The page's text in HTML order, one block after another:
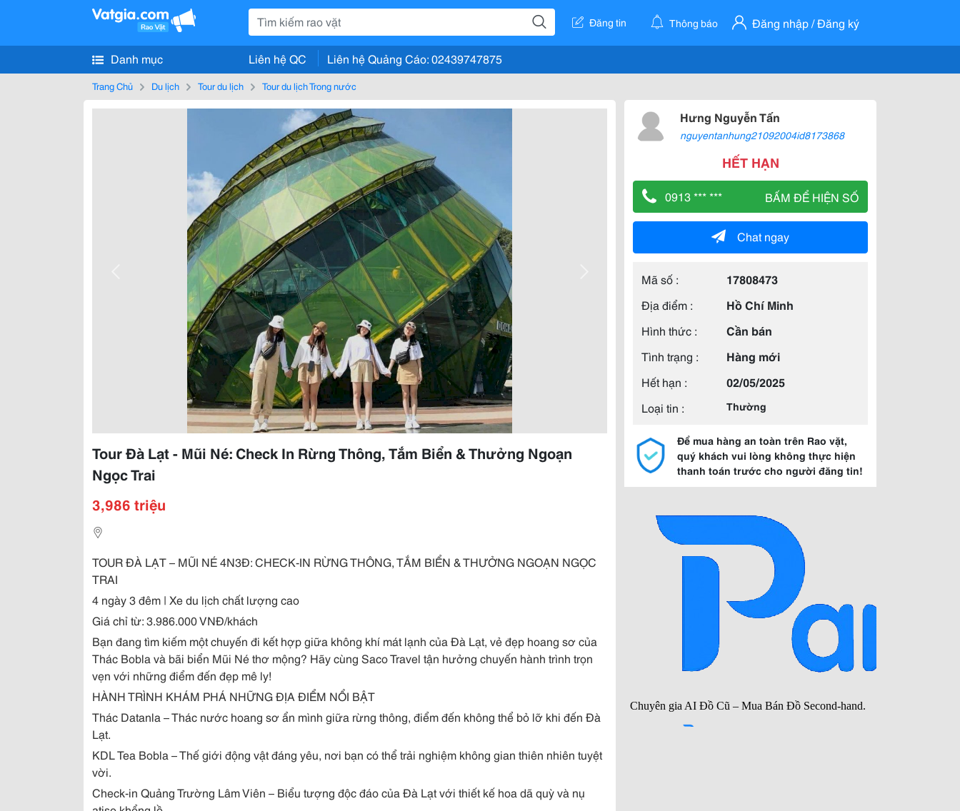
Đăng tin Thông báo Đăng nhập / Đăng ký
Danh mục Liên hệ QC Liên hệ Quảng Cáo: 02439747875
Trang Chủ Du lịch Tour du lịch Tour du lịch Trong nước
Tour Đà Lạt - Mũi Né: Check In Rừng Thông, Tắm Biển & Thưởng Ngoạn
Ngọc Trai
3,986 triệu
TOUR ĐÀ LẠT – MŨI NÉ 4N3Đ: CHECK-IN RỪNG THÔNG, TẮM BIỂN & THƯỞNG NGOẠN NGỌC
TRAI
4 ngày 3 đêm | Xe du lịch chất lượng cao
Giá chỉ từ: 3.986.000 VNĐ/khách
Bạn đang tìm kiếm một chuyến đi kết hợp giữa không khí mát lạnh của Đà Lạt, vẻ đẹp hoang sơ của
Thác Bobla và bãi biển Mũi Né thơ mộng? Hãy cùng Saco Travel tận hưởng chuyến hành trình trọn
vẹn với những điểm đến đẹp mê ly!
HÀNH TRÌNH KHÁM PHÁ NHỮNG ĐỊA ĐIỂM NỔI BẬT
Thác Datanla – Thác nước hoang sơ ẩn mình giữa rừng thông, điểm đến không thể bỏ lỡ khi đến Đà
Lạt.
KDL Tea Bobla – Thế giới động vật đáng yêu, nơi bạn có thể trải nghiệm không gian thiên nhiên tuyệt
vời.
Check-in Quảng Trường Lâm Viên – Biểu tượng độc đáo của Đà Lạt với thiết kế hoa dã quỳ và nụ
Hưng Nguyễn Tấn
nguyentanhung21092004id8173868
HẾT HẠN
0913 *** *** BẤM ĐỂ HIỆN SỐ
Chat ngay
Mã số :
17808473
Địa điểm :
Hồ Chí Minh
Hình thức :
Cần bán
Tình trạng :
Hàng mới
Hết hạn :
02/05/2025
Loại tin :
Thường
Để mua hàng an toàn trên Rao vặt,
quý khách vui lòng không thực hiện
thanh toán trước cho người đăng tin!